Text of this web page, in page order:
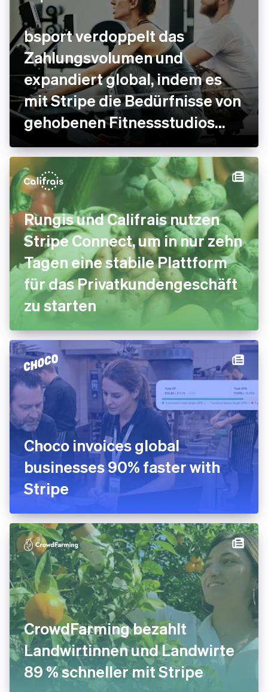
bsport verdoppelt das
Zahlungsvolumen und
expandiert global, indem es
mit Stripe die Bedürfnisse von
gehobenen Fitnessstudios
erfüllt
Rungis und Califrais nutzen
Stripe Connect, um in nur zehn
Tagen eine stabile Plattform
für das Privatkundengeschäft
zu starten
Choco invoices global
businesses 90% faster with
Stripe
CrowdFarming bezahlt
Landwirtinnen und Landwirte
89 % schneller mit Stripe